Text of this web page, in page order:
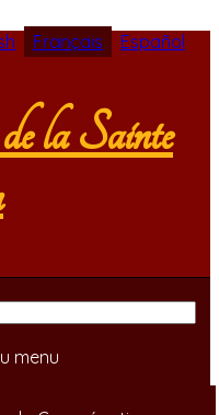
Français Español
la Sainte
menu